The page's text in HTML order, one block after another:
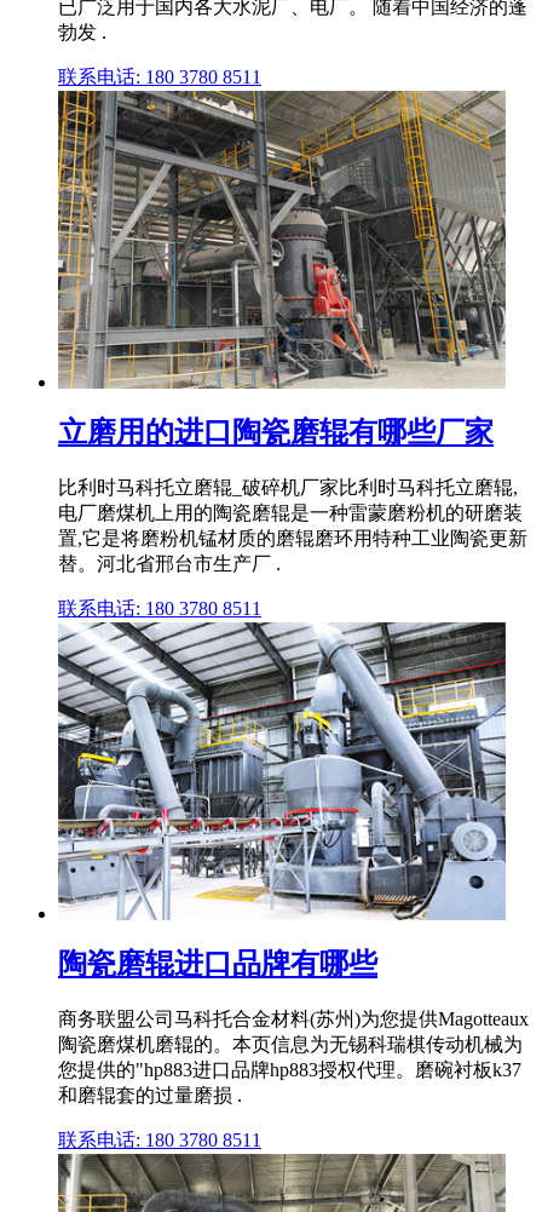
已广泛用于国内各大水泥厂、电厂。 随着中国经济的蓬
勃发 .
联系电话: 180 3780 8511
立磨用的进口陶瓷磨辊有哪些厂家
比利时马科托立磨辊_破碎机厂家比利时马科托立磨辊,
电厂磨煤机上用的陶瓷磨辊是一种雷蒙磨粉机的研磨装
置,它是将磨粉机锰材质的磨辊磨环用特种工业陶瓷更新
替。河北省邢台市生产厂 .
联系电话: 180 3780 8511
陶瓷磨辊进口品牌有哪些
商务联盟公司马科托合金材料(苏州)为您提供Magotteaux
陶瓷磨煤机磨辊的。本页信息为无锡科瑞棋传动机械为
您提供的"hp883进口品牌hp883授权代理。磨碗衬板k37
和磨辊套的过量磨损 .
联系电话: 180 3780 8511